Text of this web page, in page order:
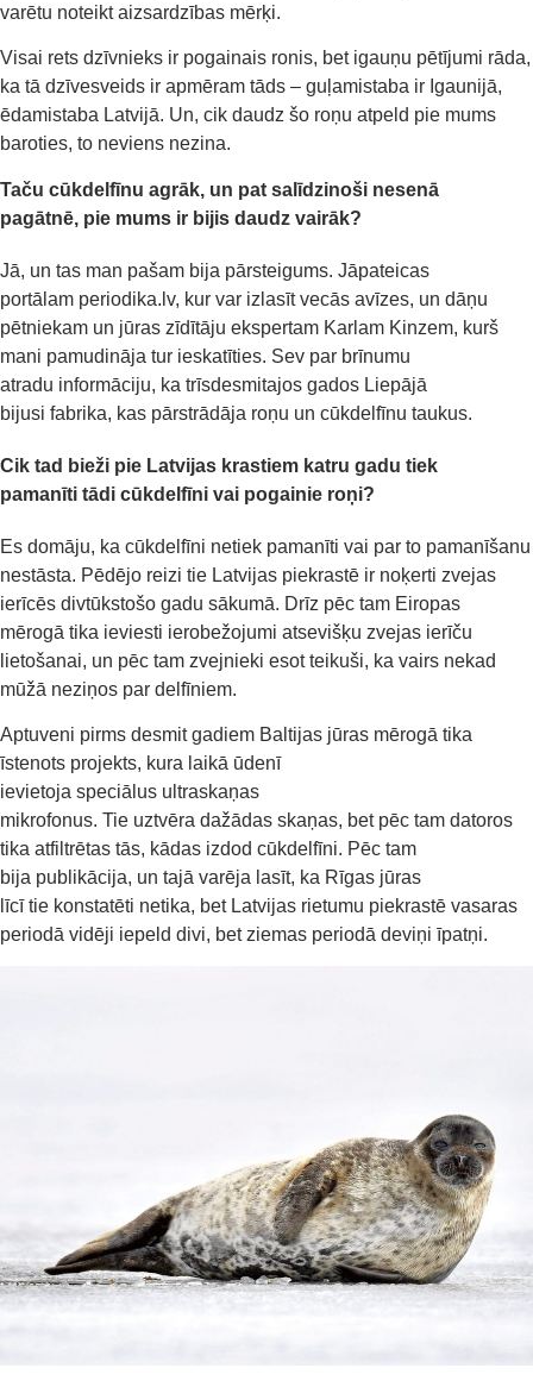
varētu noteikt aizsardzības mērķi.
Visai rets dzīvnieks ir pogainais ronis, bet igauņu pētījumi rāda,
ka tā dzīvesveids ir apmēram tāds – guļamistaba ir Igaunijā,
ēdamistaba Latvijā. Un, cik daudz šo roņu atpeld pie mums
baroties, to neviens nezina.
Taču cūkdelfīnu agrāk, un pat salīdzinoši nesenā
pagātnē, pie mums ir bijis daudz vairāk?
Jā, un tas man pašam bija pārsteigums. Jāpateicas
portālam periodika.lv, kur var izlasīt vecās avīzes, un dāņu
pētniekam un jūras zīdītāju ekspertam Karlam Kinzem, kurš
mani pamudināja tur ieskatīties. Sev par brīnumu
atradu informāciju, ka trīsdesmitajos gados Liepājā
bijusi fabrika, kas pārstrādāja roņu un cūkdelfīnu taukus.
Cik tad bieži pie Latvijas krastiem katru gadu tiek
pamanīti tād i cūkdelfīni vai pogainie roņi?
Es domāju, ka cūkdelfīni netiek pamanīti vai par to pamanīšanu
nestāsta. Pēdējo reizi tie Latvijas piekrastē ir noķerti zvejas
ierīcēs divtūkstošo gadu sākumā. Drīz pēc tam Eiropas
mērogā tika ieviesti ierobežojumi atsevišķu zvejas ierīču
lietošanai, un pēc tam zvejnieki esot teikuši, ka vairs nekad
mūžā neziņos par delfīniem.
Aptuveni pirms desmit gadiem Baltijas jūras mērogā tika
īstenots projekts, kura laikā ūdenī
ievietoja speciālus ultraskaņas
mikrofonus. Tie uztvēra dažādas skaņas, bet pēc tam datoros
tika atfiltrētas tās, kādas izdod cūkdelfīni. Pēc tam
bija publikācija, un tajā varēja lasīt, ka Rīgas jūras
līcī tie konstatēti netika, bet Latvijas rietumu piekrastē vasaras
periodā vidēji iepeld divi, bet ziemas periodā deviņi īpatņi.